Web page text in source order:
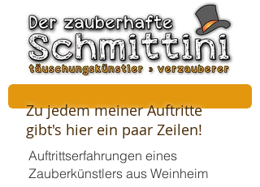
Zu jedem meiner Auftritte
gibt's hier ein paar Zeilen!
Auftrittserfahrungen eines
Zauberkünstlers aus Weinheim